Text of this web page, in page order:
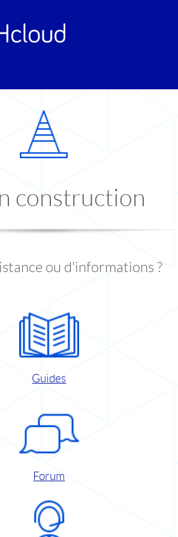
construction
ou d'informations ?
Guides
Forum